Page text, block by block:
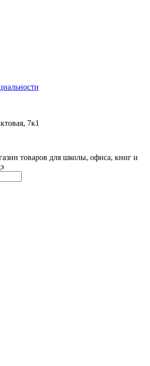
7к1
товаров для школы, офиса, книг и